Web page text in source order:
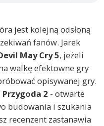
jest kolejną odsłoną
fanów. Jarek
May Cry 5, jeżeli
walkę efektowne gry
opisywanej gry.
Przygoda 2 - otwarte
budowania i szukania
recenzent zastanawia